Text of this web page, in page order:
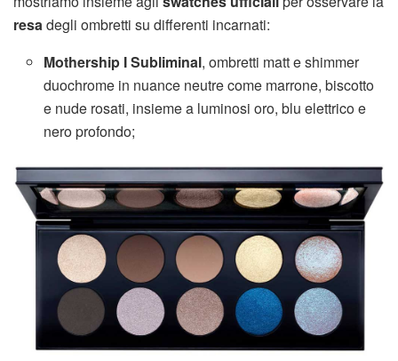
resadegli ombretti su differenti incarnati:
Mothership I Subliminal, ombretti matt e shimmer
duochrome in nuance neutre come marrone, biscotto
e nude rosati, insieme a luminosi oro, blu elettrico e
nero profondo;